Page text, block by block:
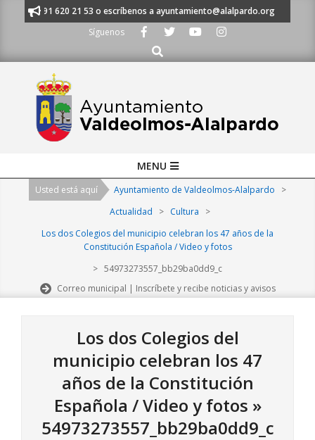
al 91 620 21 53 o escríbenos a ayuntamiento@alalpardo.org
Síguenos
Buscar
Navigation
MENU
Usted está aquí Ayuntamiento de Valdeolmos-Alalpardo
>
Actualidad
> Cultura
>
Los dos Colegios del municipio celebran los 47 años de la
Constitución Española / Video y fotos
> 54973273557_bb29ba0dd9_c
Correo municipal | Inscríbete y recibe noticias y avisos
Los dos Colegios del
municipio celebran los 47
años de la Constitución
Española / Video y fotos »
54973273557_bb29ba0dd9_c